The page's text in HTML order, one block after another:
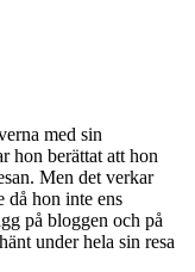
med sin
hon berättat att hon
Men det verkar
då hon inte ens
på bloggen och på
under hela sin resa